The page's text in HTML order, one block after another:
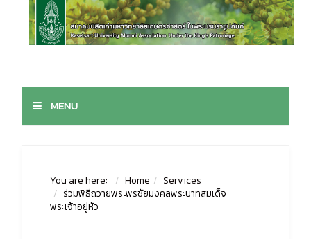
MENU
You are here: Home
Services
ร่วมพิธีถวายพระพรชัยมงคลพระบาทสมเด็จ
พระเจ้าอยู่หัว